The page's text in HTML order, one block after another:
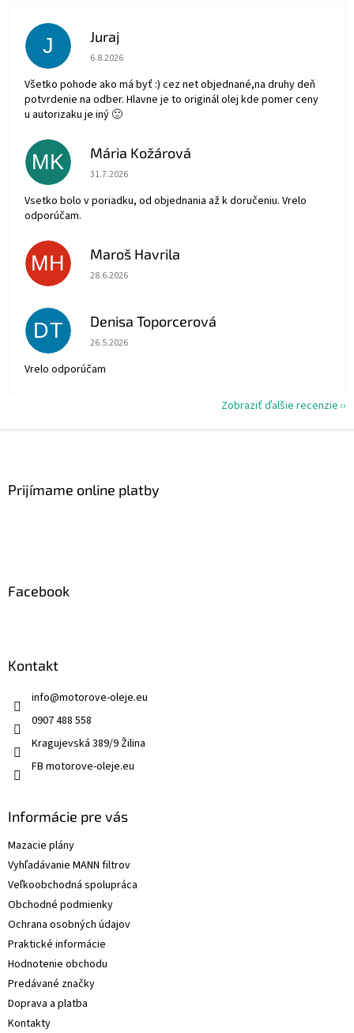
J Juraj
Hodnotenie obchodu je 5 z 5 hviezdičiek.
6.8.2026
Všetko pohode ako má byť :) cez net objednané,na druhy deň
potvrdenie na odber. Hlavne je to originál olej kde pomer ceny
u autorizaku je iný 🙂
MK Mária Kožárová
Hodnotenie obchodu je 5 z 5 hviezdičiek.
31.7.2026
Vsetko bolo v poriadku, od objednania až k doručeniu. Vrelo
odporúčam.
MH Maroš Havrila
Hodnotenie obchodu je 5 z 5 hviezdičiek.
28.6.2026
DT Denisa Toporcerová
Hodnotenie obchodu je 5 z 5 hviezdičiek.
26.5.2026
Vrelo odporúčam
Zobraziť ďalšie recenzie
Prijímame online platby
Facebook
Kontakt
info@motorove-oleje.eu
0907 488 558
Kragujevská 389/9 Žilina
FB motorove-oleje.eu
Informácie pre vás
Mazacie plány
Vyhľadávanie MANN filtrov
Veľkoobchodná spolupráca
Obchodné podmienky
Ochrana osobných údajov
Praktické informácie
Hodnotenie obchodu
Predávané značky
Doprava a platba
Kontakty